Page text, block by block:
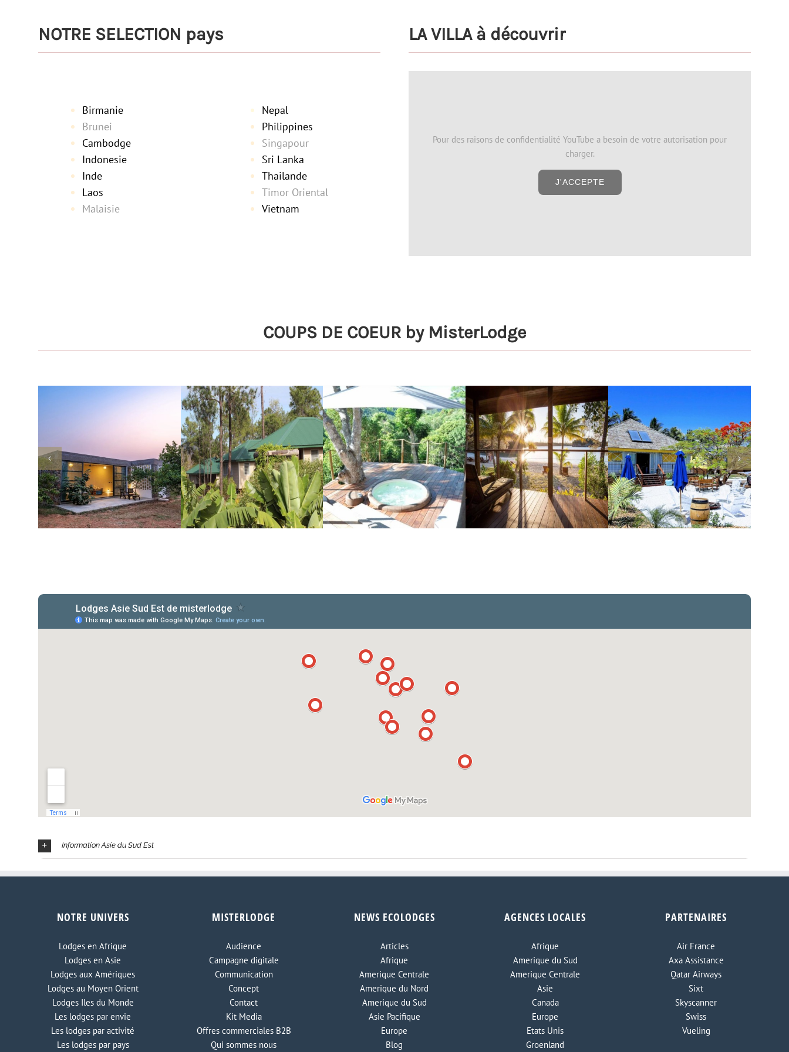
NOTRE SELECTION pays
Birmanie
Brunei
Cambodge
Indonesie
Inde
Laos
Malaisie
Nepal
Philippines
Singapour
Sri Lanka
Thailande
Timor Oriental
Vietnam
LA VILLA à découvrir
Pour des raisons de confidentialité YouTube a besoin de votre autorisation pour
charger.
J'ACCEPTE
COUPS DE COEUR by MisterLodge
Gite du Koniambo Lodge Terre de Soleil
Information Asie du Sud Est
NOTRE UNIVERS
Lodges en Afrique
Lodges en Asie
Lodges aux Amériques
Lodges au Moyen Orient
Lodges Iles du Monde
Les lodges par envie
Les lodges par activité
Les lodges par pays
MISTERLODGE
Audience
Campagne digitale
Communication
Concept
Contact
Kit Media
Offres commerciales B2B
Qui sommes nous
NEWS ECOLODGES
Articles
Afrique
Amerique Centrale
Amerique du Nord
Amerique du Sud
Asie Pacifique
Europe
Blog
AGENCES LOCALES
Afrique
Amerique du Sud
Amerique Centrale
Asie
Canada
Europe
Etats Unis
Groenland
PARTENAIRES
Air France
Axa Assistance
Qatar Airways
Sixt
Skyscanner
Swiss
Vueling